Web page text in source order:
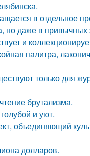
в отдельное
но даже в привычных
и
палитра,
только для
брутализма.
и уют.
объединяющий
долларов.